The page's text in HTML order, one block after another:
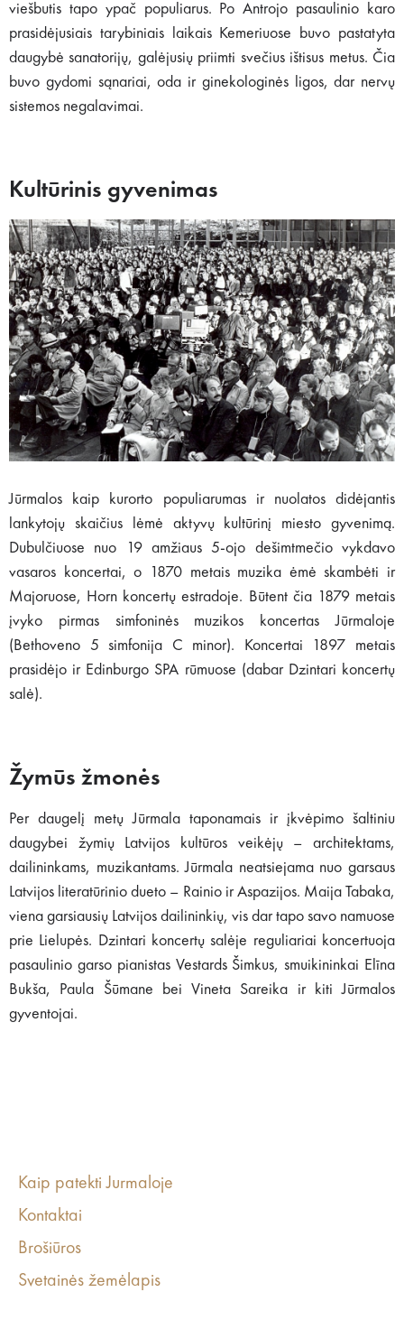
viešbutis tapo ypač populiarus. Po Antrojo pasaulinio karo
prasidėjusiais tarybiniais laikais Kemeriuose buvo pastatyta
daugybė sanatorijų, galėjusių priimti svečius ištisus metus. Čia
buvo gydomi sąnariai, oda ir ginekologinės ligos, dar nervų
sistemos negalavimai.
Kultūrinis gyvenimas
Jūrmalos kaip kurorto populiarumas ir nuolatos didėjantis
lankytojų skaičius lėmė aktyvų kultūrinį miesto gyvenimą.
Dubulčiuose nuo 19 amžiaus 5-ojo dešimtmečio vykdavo
vasaros koncertai, o 1870 metais muzika ėmė skambėti ir
Majoruose, Horn koncertų estradoje. Būtent čia 1879 metais
įvyko pirmas simfoninės muzikos koncertas Jūrmaloje
(Bethoveno 5 simfonija C minor). Koncertai 1897 metais
prasidėjo ir Edinburgo SPA rūmuose (dabar Dzintari koncertų
salė).
Žymūs žmonės
Per daugelį metų Jūrmala taponamais ir įkvėpimo šaltiniu
daugybei žymių Latvijos kultūros veikėjų – architektams,
dailininkams, muzikantams. Jūrmala neatsiejama nuo garsaus
Latvijos literatūrinio dueto – Rainio ir Aspazijos. Maija Tabaka,
viena garsiausių Latvijos dailininkių, vis dar tapo savo namuose
prie Lielupės. Dzintari koncertų salėje reguliariai koncertuoja
pasaulinio garso pianistas Vestards Šimkus, smuikininkai Elīna
Bukša, Paula Šūmane bei Vineta Sareika ir kiti Jūrmalos
gyventojai.
Kaip patekti Jurmaloje
Kontaktai
Brošiūros
Svetainės žemėlapis